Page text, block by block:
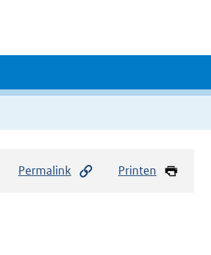
Permalink Printen